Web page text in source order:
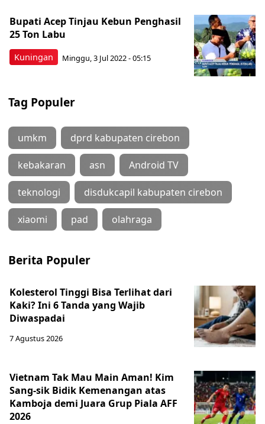
Kuningan
Bupati Acep Tinjau Kebun Penghasil
25 Ton Labu
Minggu, 3 Jul 2022 - 05:15
Tag Populer
umkm dprd kabupaten cirebon
kebakaran asn Android TV
teknologi disdukcapil kabupaten cirebon
xiaomi pad olahraga
Berita Populer
Kolesterol Tinggi Bisa Terlihat dari
Kaki? Ini 6 Tanda yang Wajib
Diwaspadai
7 Agustus 2026
Vietnam Tak Mau Main Aman! Kim
Sang-sik Bidik Kemenangan atas
Kamboja demi Juara Grup Piala AFF
2026